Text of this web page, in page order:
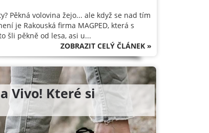
Pěkná volovina žejo... ale když se nad tím
je Rakouská firma MAGPED, která s
šli pěkně od lesa, asi u...
ZOBRAZIT CELÝ ČLÁNEK »
Vivo! Které si